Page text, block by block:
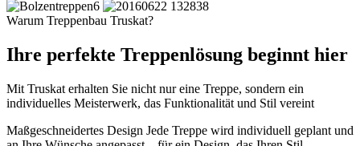
Warum Treppenbau Truskat?
Ihre perfekte Treppenlösung beginnt hier
Mit Truskat erhalten Sie nicht nur eine Treppe, sondern ein
individuelles Meisterwerk, das Funktionalität und Stil vereint
Maßgeschneidertes Design Jede Treppe wird individuell geplant und